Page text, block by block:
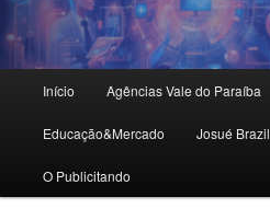
principal
Início Agências Vale do Paraíba
Educação&Mercado Josué Brazil
O Publicitando